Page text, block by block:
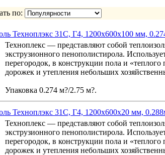
по:
Техноплэкс 31С, Г4, 1200x600x100 мм,
Техноплекс — представляют собой
экструзионного пенополистирола.
перегородок, в конструкции пола и «теплого
дорожек и утепления небольших
Упаковка 0.274 м?/2.75 м?.
Техноплэкс 31С, Г4, 1200x600x20 мм,
Техноплекс — представляют собой
экструзионного пенополистирола.
перегородок, в конструкции пола и «теплого
дорожек и утепления небольших